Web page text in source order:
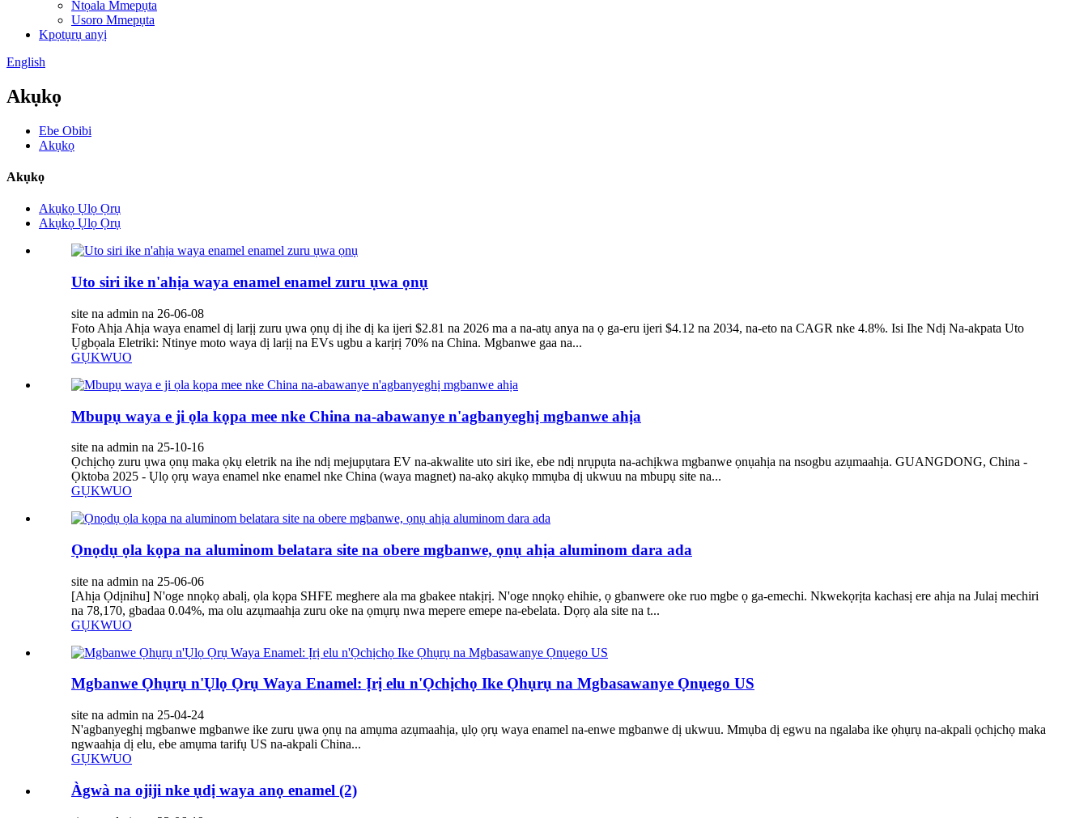
Ntọala Mmepụta
Usoro Mmepụta
Kpọtụrụ anyị
English
Akụkọ
Ebe Obibi
Akụkọ
Akụkọ
Akụkọ Ụlọ Ọrụ
Akụkọ Ụlọ Ọrụ
Uto siri ike n'ahịa waya enamel enamel zuru ụwa ọnụ
site na admin na 26-06-08
Foto Ahịa Ahịa waya enamel dị larịị zuru ụwa ọnụ dị ihe dị ka ijeri $2.81 na 2026 ma a na-atụ anya na ọ ga-eru ijeri $4.12 na 2034, na-eto na CAGR nke 4.8%. Isi Ihe Ndị Na-akpata Uto
Ụgbọala Eletriki: Ntinye moto waya dị larịị na EVs ugbu a karịrị 70% na China. Mgbanwe gaa na...
GỤKWUO
Mbupụ waya e ji ọla kọpa mee nke China na-abawanye n'agbanyeghị mgbanwe ahịa
site na admin na 25-10-16
Ọchịchọ zuru ụwa ọnụ maka ọkụ eletrik na ihe ndị mejupụtara EV na-akwalite uto siri ike, ebe ndị nrụpụta na-achịkwa mgbanwe ọnụahịa na nsogbu azụmaahịa. GUANGDONG, China -
Ọktoba 2025 - Ụlọ ọrụ waya enamel nke enamel nke China (waya magnet) na-akọ akụkọ mmụba dị ukwuu na mbupụ site na...
GỤKWUO
Ọnọdụ ọla kọpa na aluminom belatara site na obere mgbanwe, ọnụ ahịa aluminom dara ada
site na admin na 25-06-06
[Ahịa Ọdịnihu] N'oge nnọkọ abalị, ọla kọpa SHFE meghere ala ma gbakee ntakịrị. N'oge nnọkọ ehihie, ọ gbanwere oke ruo mgbe ọ ga-emechi. Nkwekọrịta kachasị ere ahịa na Julaị mechiri
na 78,170, gbadaa 0.04%, ma olu azụmaahịa zuru oke na ọmụrụ nwa mepere emepe na-ebelata. Dọrọ ala site na t...
GỤKWUO
Mgbanwe Ọhụrụ n'Ụlọ Ọrụ Waya Enamel: Ịrị elu n'Ọchịchọ Ike Ọhụrụ na Mgbasawanye Ọnụego US
site na admin na 25-04-24
N'agbanyeghị mgbanwe mgbanwe ike zuru ụwa ọnụ na amụma azụmaahịa, ụlọ ọrụ waya enamel na-enwe mgbanwe dị ukwuu. Mmụba dị egwu na ngalaba ike ọhụrụ na-akpali ọchịchọ maka
ngwaahịa dị elu, ebe amụma tarifụ US na-akpali China...
GỤKWUO
Àgwà na ojiji nke ụdị waya anọ enamel (2)